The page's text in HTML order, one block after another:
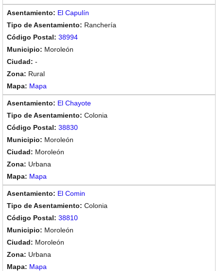
El Capulín
Ranchería
38994
Moroleón
-
Rural
Mapa
El Chayote
Colonia
38830
Moroleón
Moroleón
Urbana
Mapa
El Comin
Colonia
38810
Moroleón
Moroleón
Urbana
Mapa